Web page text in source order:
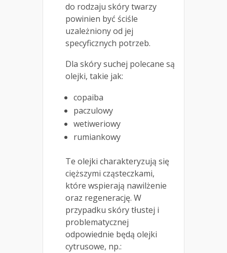
do rodzaju skóry twarzy
powinien być ściśle
uzależniony od jej
specyficznych potrzeb.
Dla skóry suchej polecane są
olejki, takie jak:
copaiba
paczulowy
wetiweriowy
rumiankowy
Te olejki charakteryzują się
cięższymi cząsteczkami,
które wspierają nawilżenie
oraz regenerację. W
przypadku skóry tłustej i
problematycznej
odpowiednie będą olejki
cytrusowe, np.: